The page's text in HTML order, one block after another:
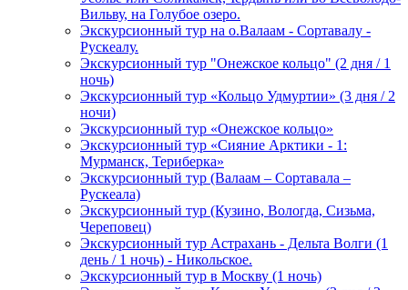
Вильву, на Голубое озеро.
Экскурсионный тур на о.Валаам - Сортавалу -
Рускеалу.
Экскурсионный тур "Онежское кольцо" (2 дня / 1
ночь)
Экскурсионный тур «Кольцо Удмуртии» (3 дня / 2
ночи)
Экскурсионный тур «Онежское кольцо»
Экскурсионный тур «Сияние Арктики - 1:
Мурманск, Териберка»
Экскурсионный тур (Валаам – Сортавала –
Рускеала)
Экскурсионный тур (Кузино, Вологда, Сизьма,
Череповец)
Экскурсионный тур Астрахань - Дельта Волги (1
день / 1 ночь) - Никольское.
Экскурсионный тур в Москву (1 ночь)